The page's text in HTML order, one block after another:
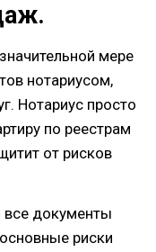
мере
нотариусом,
Нотариус просто
по реестрам
от рисков
все документы
риски